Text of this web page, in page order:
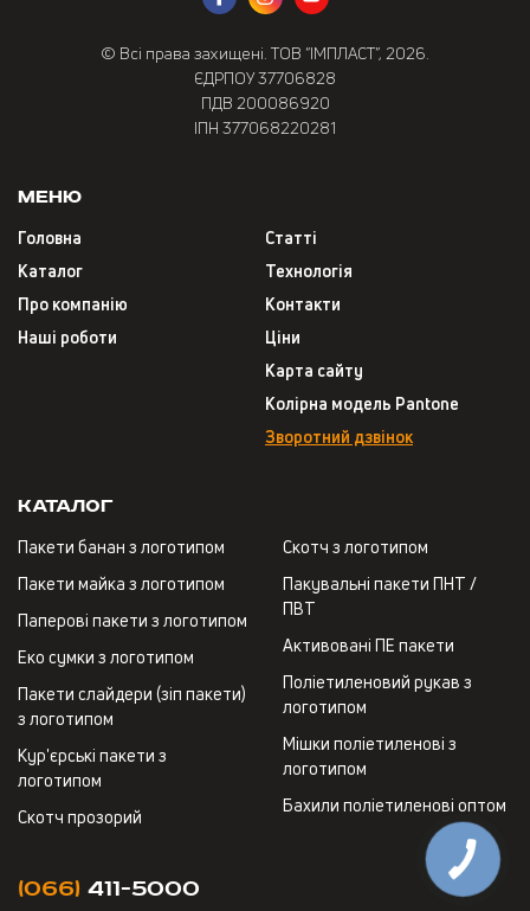
© Всі права захищені. ТОВ “ІМПЛАСТ”, 2026.
ЄДРПОУ 37706828
ПДВ 200086920
ІПН 377068220281
Меню
Головна
Каталог
Про компанію
Наші роботи
Статті
Технологія
Контакти
Ціни
Карта сайту
Колірна модель Pantone
Зворотний дзвінок
Каталог
Пакети банан з логотипом
Пакети майка з логотипом
Паперові пакети з логотипом
Еко сумки з логотипом
Пакети слайдери (зіп пакети)
з логотипом
Кур'єрські пакети з
логотипом
Скотч прозорий
Скотч з логотипом
Пакувальні пакети ПНТ /
ПВТ
Активовані ПЕ пакети
Поліетиленовий рукав з
логотипом
Мішки поліетиленові з
логотипом
Бахили поліетиленові оптом
(066) 411-5000